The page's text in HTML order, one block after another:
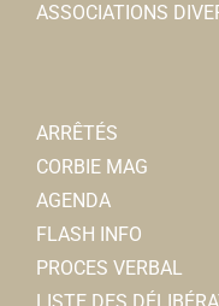
ASSOCIATIONS
ARRÊTÉS
CORBIE MAG
AGENDA
FLASH INFO
PROCES VERBAL